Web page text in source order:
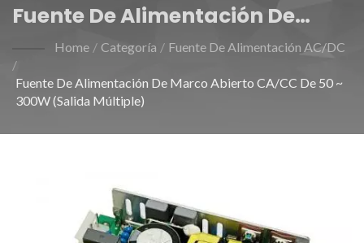
Fuente De Alimentación De
Marco Abierto CA/CC De 50 ~
300W (salida Múltiple)
Home / Categoría / Fuente De Alimentación AC/DC
/
Fuente De Alimentación De Marco Abierto CA/CC De 50 ~
300W (salida Múltiple)